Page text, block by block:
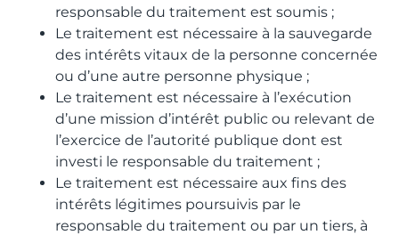
responsable du traitement est soumis ;
Le traitement est nécessaire à la sauvegarde
des intérêts vitaux de la personne concernée
ou d’une autre personne physique ;
Le traitement est nécessaire à l’exécution
d’une mission d’intérêt public ou relevant de
l’exercice de l’autorité publique dont est
investi le responsable du traitement ;
Le traitement est nécessaire aux fins des
intérêts légitimes poursuivis par le
responsable du traitement ou par un tiers, à